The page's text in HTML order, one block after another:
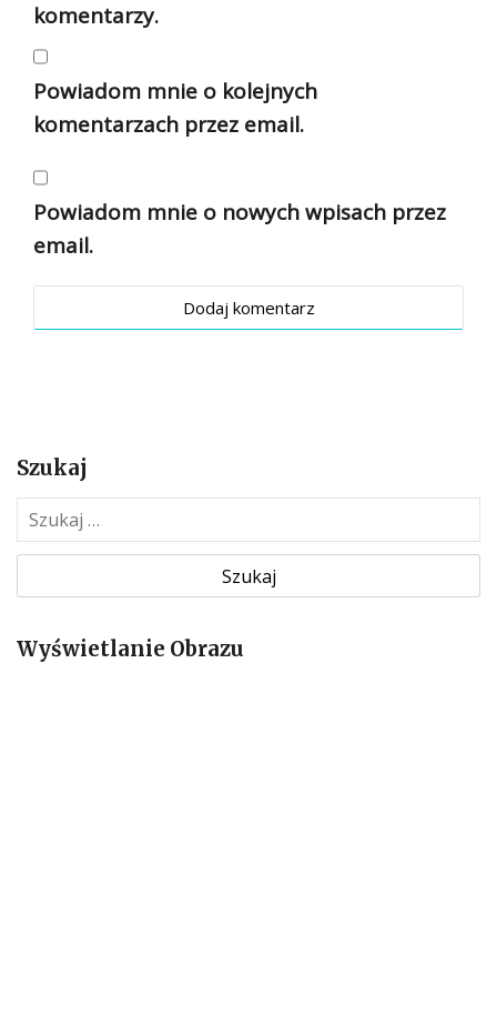
komentarzy.
Powiadom mnie o kolejnych
komentarzach przez email.
Powiadom mnie o nowych wpisach przez
email.
Szukaj
z
k
jWyświetlanie Obrazu